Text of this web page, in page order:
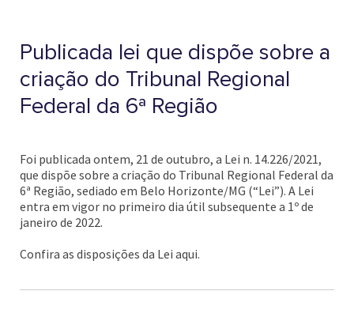
Publicada lei que dispõe sobre a
criação do Tribunal Regional
Federal da 6ª Região
Foi publicada ontem, 21 de outubro, a Lei n. 14.226/2021,
que dispõe sobre a criação do Tribunal Regional Federal da
6ª Região, sediado em Belo Horizonte/MG (“Lei”). A Lei
entra em vigor no primeiro dia útil subsequente a 1º de
janeiro de 2022.
Confira as disposições da Lei aqui.